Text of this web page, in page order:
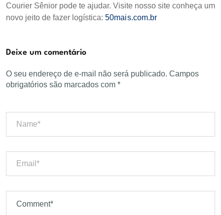
Courier Sênior pode te ajudar. Visite nosso site conheça um
novo jeito de fazer logística: 50mais.com.br
Deixe um comentário
O seu endereço de e-mail não será publicado. Campos
obrigatórios são marcados com *